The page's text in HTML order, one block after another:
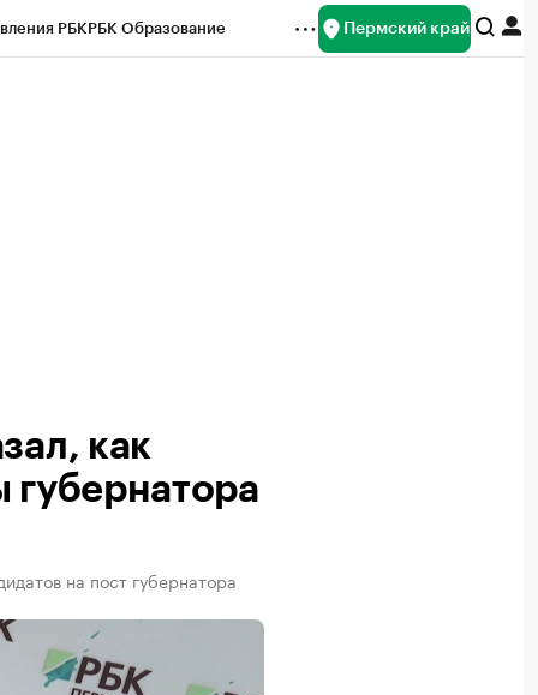
РБКРБК Образование Пермский край
как
губернатора
на пост губернатора